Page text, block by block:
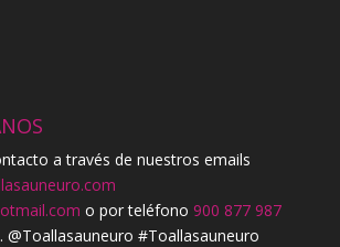
a través de nuestros emails
o por teléfono 900 877 987
. @Toallasauneuro #Toallasauneuro